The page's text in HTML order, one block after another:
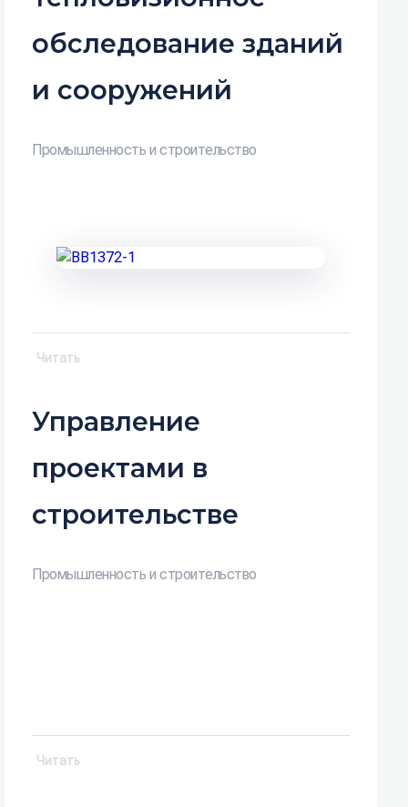
обследование зданий
и сооружений
Промышленность и строительство
Управление
проектами в
строительстве
Промышленность и строительство
Читать
Читать